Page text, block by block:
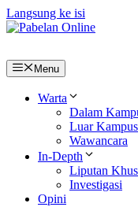
Langsung ke isi
Menu
Warta
Dalam
Luar Kampus
Wawancara
In-Depth
Liputan
Investigasi
Opini